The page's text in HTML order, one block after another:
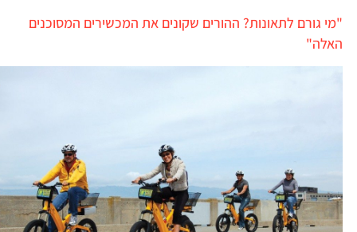
"מי גורם לתאונות? ההורים שקונים את המכשירים המסוכנים
האלה"